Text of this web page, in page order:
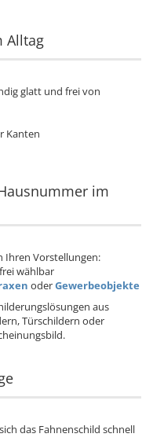
Alltag
glatt und frei von
Kanten
im
Ihren Vorstellungen:
wählbar
oderGewerbeobjekte
aus
Türschildern oder
das Fahnenschild schnell